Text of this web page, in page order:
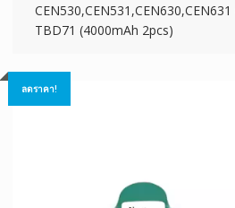
TBD71 (4000mAh 2pcs)
ลดราคา!